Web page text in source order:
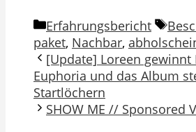
Kategorien
Erfahrungsbericht
paket, Nachbar,
[Update] Loreen gewinnt
Euphoria und das Album
Startlöchern
SHOW ME // Sponsored